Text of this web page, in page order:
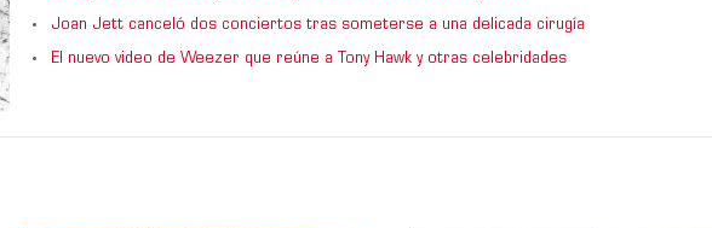
Joan Jett canceló dos conciertos tras someterse a una delicada cirugía
El nuevo video de Weezer que reúne a Tony Hawk y otras celebridades